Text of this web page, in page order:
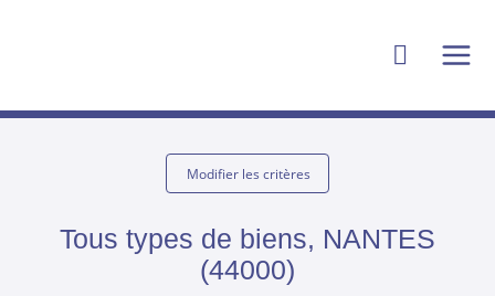
Modifier les critères
Tous types de biens, NANTES
(44000)